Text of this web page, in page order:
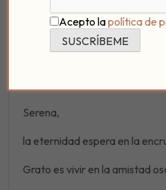
Patio, cielo encauzado.
El patio es el declive
Serena,
la eternidad espera en la
Grato es vivir en la amistad
Acepto lapolítica de